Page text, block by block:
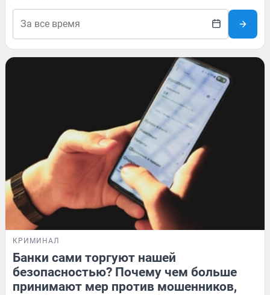
КРИМИНАЛ
Банки сами торгуют нашей
безопасностью? Почему чем больше
принимают мер против мошенников,